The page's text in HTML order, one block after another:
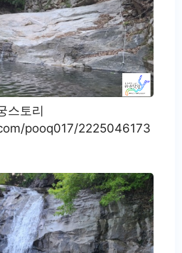
스토리
pooq017/2225046173